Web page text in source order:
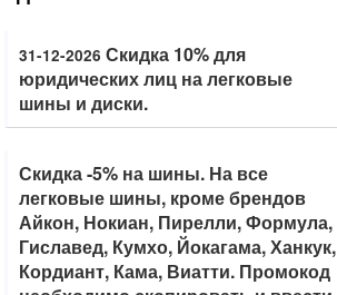
31-12-2026 Скидка 10% для
юридических лиц на легковые
шины и диски.
Скидка -5% на шины. На все
легковые шины, кроме брендов
Айкон, Нокиан, Пирелли, Формула,
Гиславед, Кумхо, Йокагама, Ханкук,
Кордиант, Кама, Виатти. Промокод